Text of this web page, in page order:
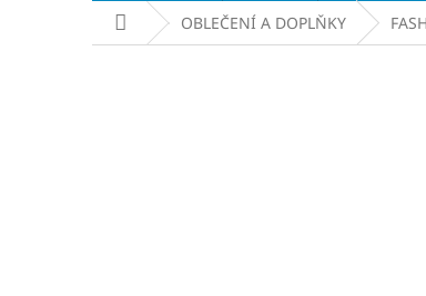
Domů OBLEČENÍ A DOPLŇKY